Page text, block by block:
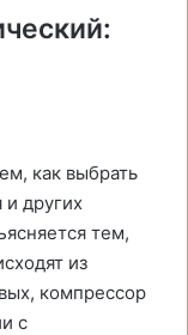
как выбрать
и других
тем,
из
компрессор
с